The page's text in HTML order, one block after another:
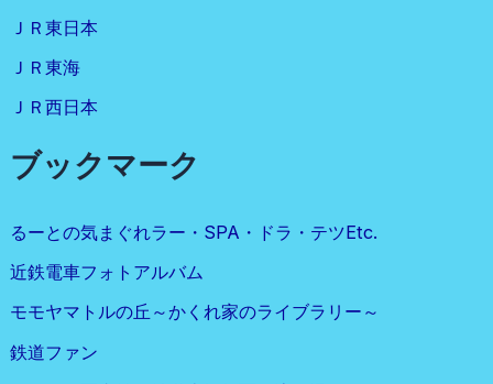
ＪＲ東日本
ＪＲ東海
ＪＲ西日本
ブックマーク
るーとの気まぐれラー・SPA・ドラ・テツetc.
近鉄電車フォトアルバム
モモヤマトルの丘～かくれ家のライブラリー～
鉄道ファン